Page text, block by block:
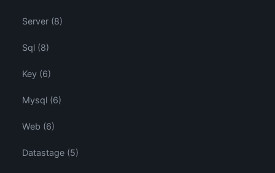
Server (8)
Sql (8)
Key (6)
Mysql (6)
Web (6)
Datastage (5)